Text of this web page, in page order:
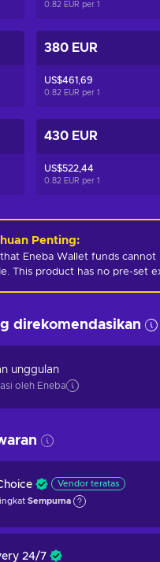
0.82 EUR per 1
380 EUR
US$461,69
0.82 EUR per 1
430 EUR
US$522,44
0.82 EUR per 1
Penting:
Eneba Wallet funds
This product has no pre-set
direkomendasikan
unggulan
oleh Eneba
Vendor teratas
Sempurna
24/7